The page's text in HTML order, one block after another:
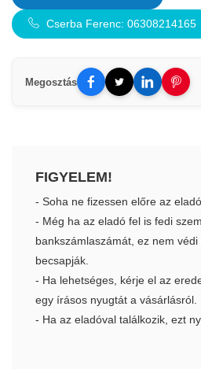
Cserba Ferenc: 06308214165
Megosztás
FIGYELEM!
- Soha ne fizessen előre az
- Még ha az eladó fel is fedi
bankszámlaszámát, ez nem
becsapják.
- Ha lehetséges, kérje el az
egy írásos nyugtát a vásárlásról.
- Ha az eladóval találkozik, ezt